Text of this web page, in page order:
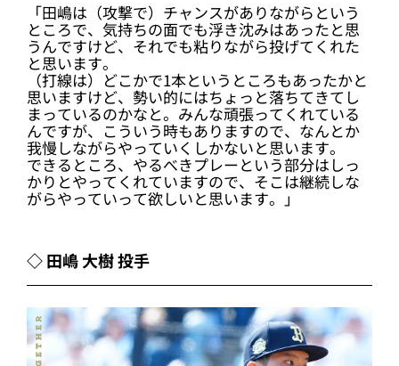
「田嶋は（攻撃で）チャンスがありながらという
ところで、気持ちの面でも浮き沈みはあったと思
うんですけど、それでも粘りながら投げてくれた
と思います。
（打線は）どこかで1本というところもあったかと
思いますけど、勢い的にはちょっと落ちてきてし
まっているのかなと。みんな頑張ってくれている
んですが、こういう時もありますので、なんとか
我慢しながらやっていくしかないと思います。
できるところ、やるべきプレーという部分はしっ
かりとやってくれていますので、そこは継続しな
がらやっていって欲しいと思います。」
◇ 田嶋 大樹 投手